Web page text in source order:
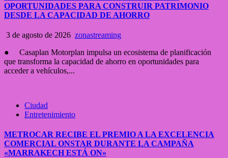
OPORTUNIDADES PARA CONSTRUIR PATRIMONIO
DESDE LA CAPACIDAD DE AHORRO
3 de agosto de 2026 zonastreaming
● Casaplan Motorplan impulsa un ecosistema de planificación
que transforma la capacidad de ahorro en oportunidades para
acceder a vehículos,...
Ciudad
Entretenimiento
METROCAR RECIBE EL PREMIO A LA EXCELENCIA
COMERCIAL ONSTAR DURANTE LA CAMPAÑA
«MARRAKECH ESTÁ ON»